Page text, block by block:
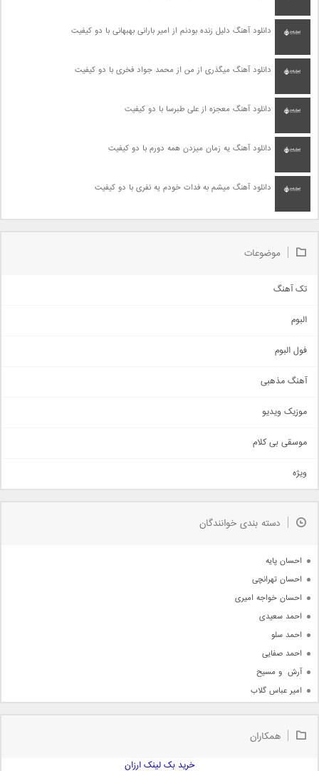
دانلود آهنگ دلیل زنده بودنم از امیر بارانی بهبهانی با دو کیفیت
دانلود آهنگ میگذری از من از محمد جواد فخری با دو کیفیت
دانلود آهنگ معجزه از علی طبرسا با دو کیفیت
دانلود آهنگ یه زمان میزدن همه دورم با دو کیفیت
دانلود آهنگ میشم به فدات خودم یه نفری با دو کیفیت
موضوعات
تک آهنگ
اجتماعی
حماسی
سنتی
اهنگ بندرعباسی
دمو
مذهبی
جدیدترین ها
البوم
فول البوم
آهنگ مذهبی
موزیک ویدیو
موسقی بی کلام
ویژه
دسته بندی خوانندگان
احسان پایه
احسان تهرانچی
احسان خواجه امیری
احمد سعیدی
احمد سلو
احمد صفایی
آرش  و مسیح
امیر عباس گلاب
امیر علی
همکاران
خرید بک لینک ارزان